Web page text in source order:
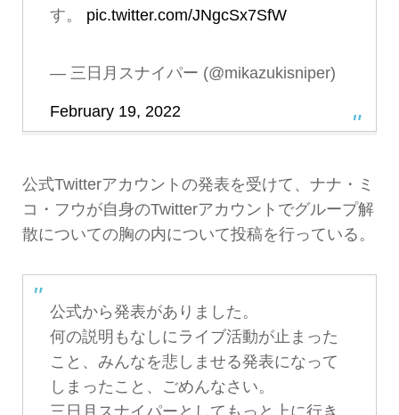
す。 pic.twitter.com/JNgcSx7SfW
— 三日月スナイパー (@mikazukisniper)
February 19, 2022
公式Twitterアカウントの発表を受けて、ナナ・ミ
コ・フウが自身のTwitterアカウントでグループ解
散についての胸の内について投稿を行っている。
公式から発表がありました。
何の説明もなしにライブ活動が止まった
こと、みんなを悲しませる発表になって
しまったこと、ごめんなさい。
三日月スナイパーとしてもっと上に行き